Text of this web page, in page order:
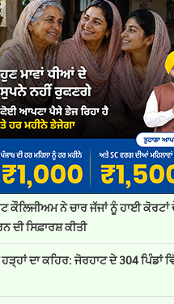
ਕੌਲਿਜੀਅਮ ਨੇ ਚਾਰ ਜੱਜਾਂ ਨੂੰ ਹਾਈ ਕੋਰਟਾਂ
ਦੀ ਸਿਫ਼ਾਰਸ਼ ਕੀਤੀ
ਦਾ ਕਹਿਰ: ਜੋਰਹਾਟ ਦੇ 304 ਪਿੰਡਾਂ